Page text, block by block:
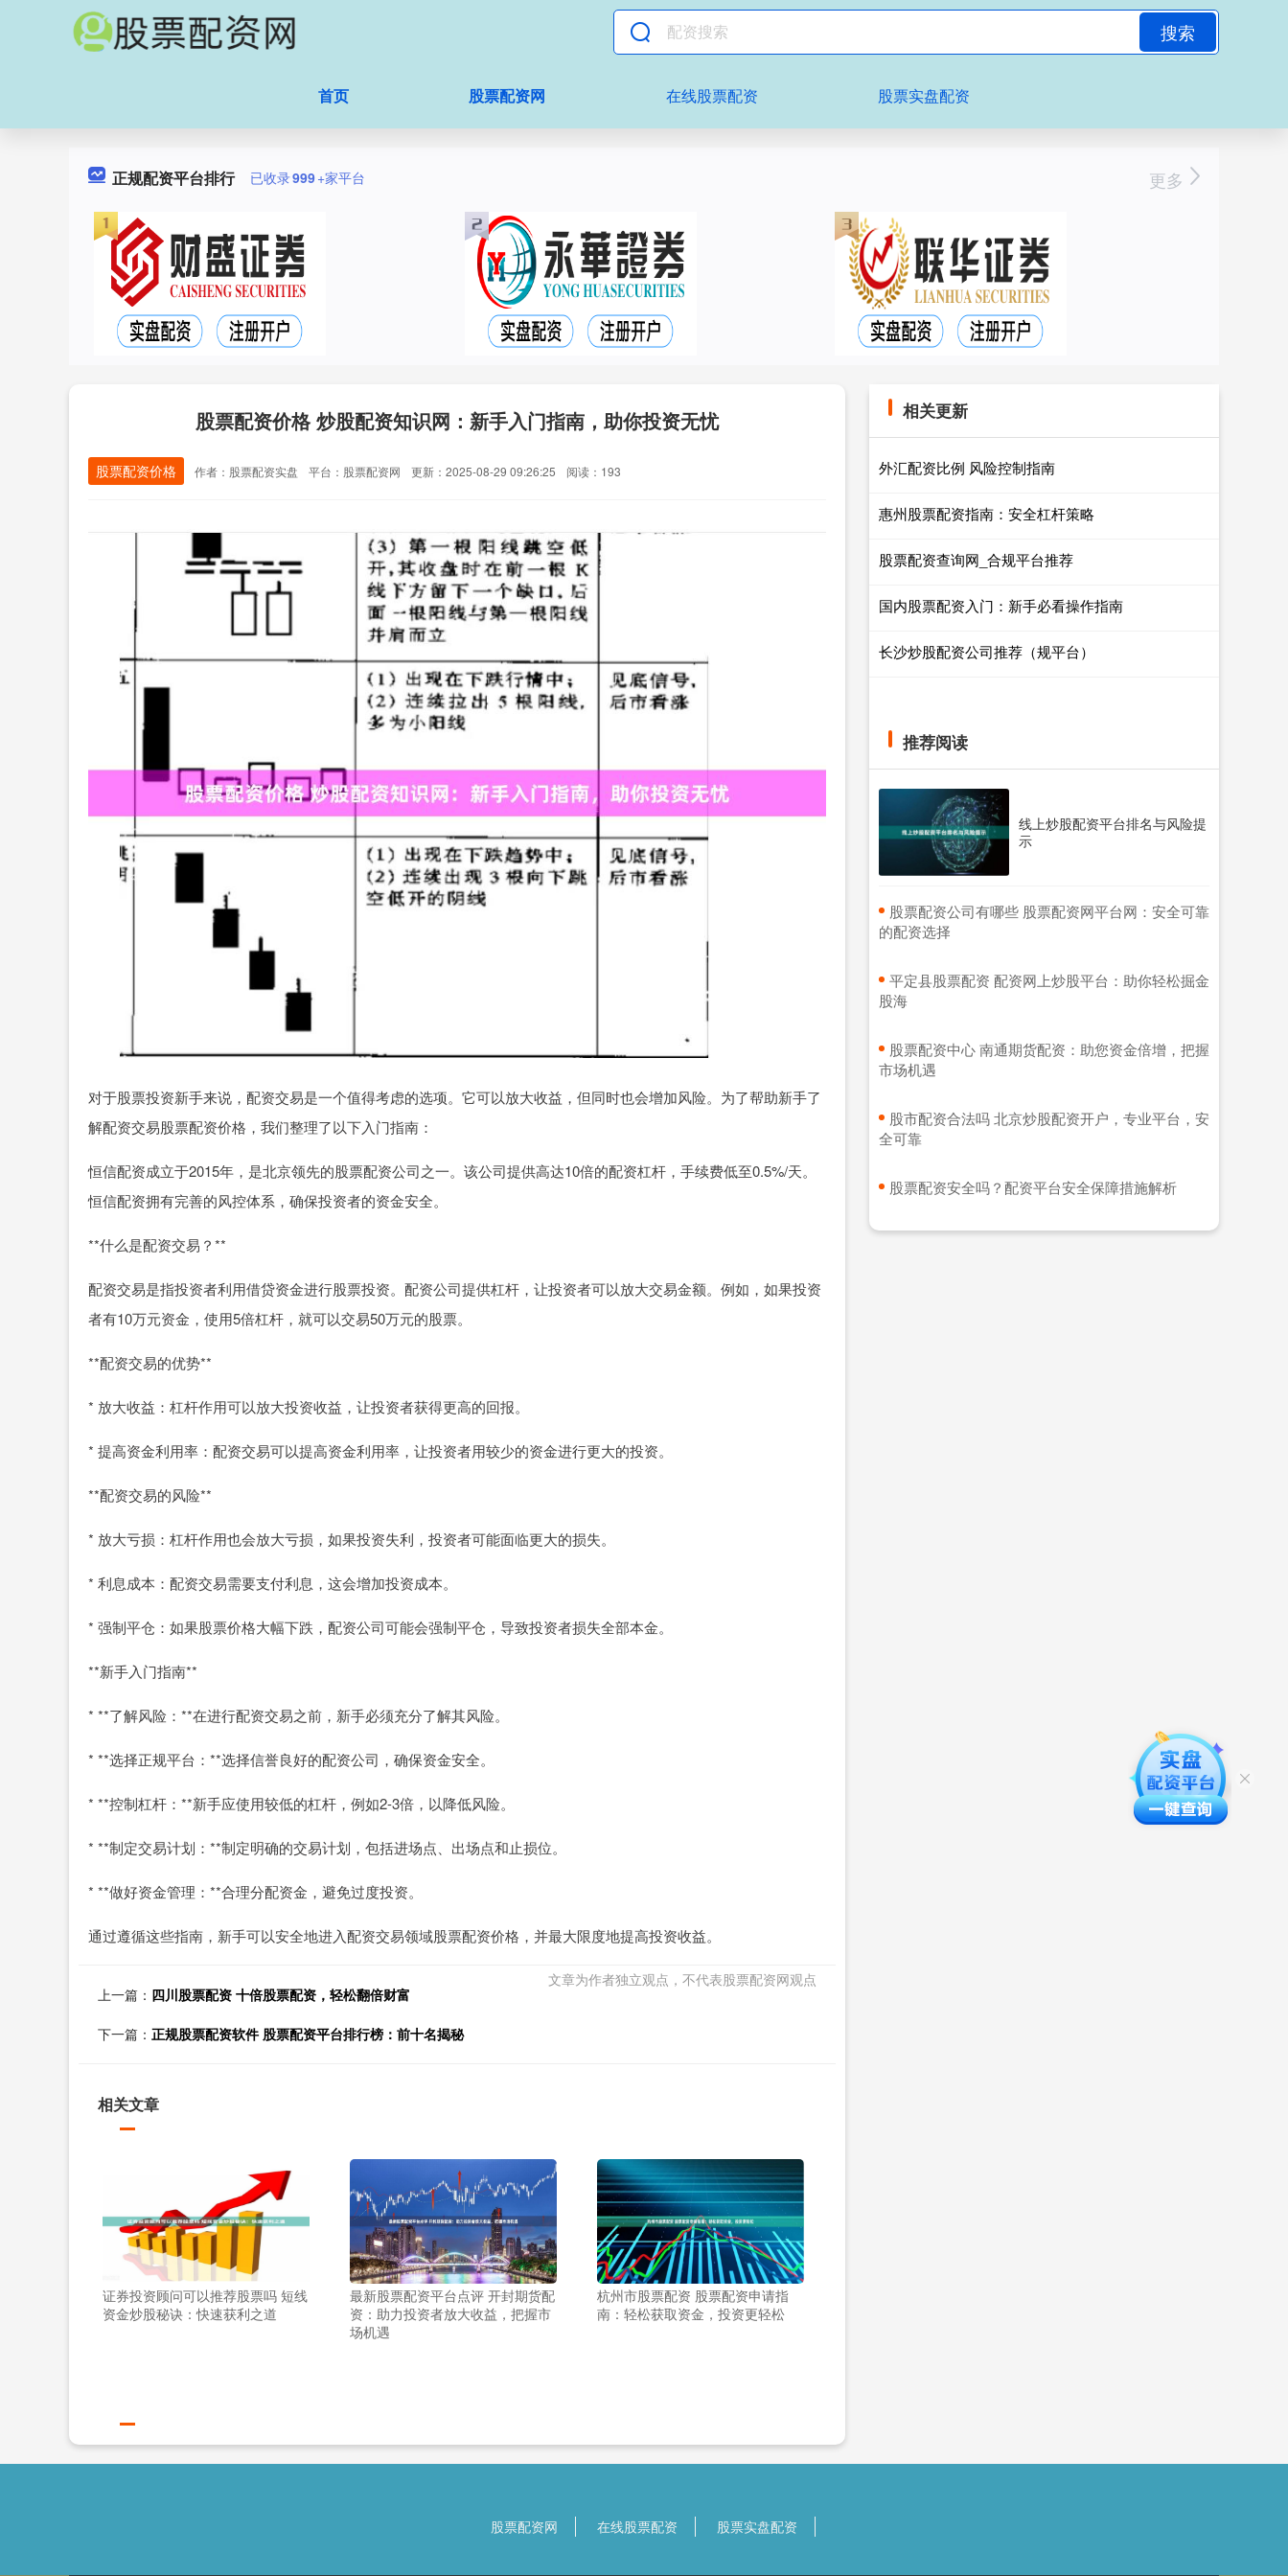
搜索
首页 股票配资网 在线股票配资 股票实盘配资
正规配资平台排行 已收录999+家平台 更多
股票配资价格 炒股配资知识网：新手入门指南，助你投资无忧
股票配资价格 作者：股票配资实盘 平台：股票配资网 更新：2025-08-29 09:26:25 阅读：193
对于股票投资新手来说，配资交易是一个值得考虑的选项。它可以放大收益，但同时也会增加风险。为了帮助新手了
解配资交易股票配资价格，我们整理了以下入门指南：
恒信配资成立于2015年，是北京领先的股票配资公司之一。该公司提供高达10倍的配资杠杆，手续费低至0.5%/天。
恒信配资拥有完善的风控体系，确保投资者的资金安全。
**什么是配资交易？**
配资交易是指投资者利用借贷资金进行股票投资。配资公司提供杠杆，让投资者可以放大交易金额。例如，如果投资
者有10万元资金，使用5倍杠杆，就可以交易50万元的股票。
**配资交易的优势**
* 放大收益：杠杆作用可以放大投资收益，让投资者获得更高的回报。
* 提高资金利用率：配资交易可以提高资金利用率，让投资者用较少的资金进行更大的投资。
**配资交易的风险**
* 放大亏损：杠杆作用也会放大亏损，如果投资失利，投资者可能面临更大的损失。
* 利息成本：配资交易需要支付利息，这会增加投资成本。
* 强制平仓：如果股票价格大幅下跌，配资公司可能会强制平仓，导致投资者损失全部本金。
**新手入门指南**
* **了解风险：**在进行配资交易之前，新手必须充分了解其风险。
* **选择正规平台：**选择信誉良好的配资公司，确保资金安全。
* **控制杠杆：**新手应使用较低的杠杆，例如2-3倍，以降低风险。
* **制定交易计划：**制定明确的交易计划，包括进场点、出场点和止损位。
* **做好资金管理：**合理分配资金，避免过度投资。
通过遵循这些指南，新手可以安全地进入配资交易领域股票配资价格，并最大限度地提高投资收益。
文章为作者独立观点，不代表股票配资网观点
上一篇： 四川股票配资 十倍股票配资，轻松翻倍财富
下一篇： 正规股票配资软件 股票配资平台排行榜：前十名揭秘
相关文章
证券投资顾问可以推荐股票吗 短线
资金炒股秘诀：快速获利之道
最新股票配资平台点评 开封期货配
资：助力投资者放大收益，把握市
场机遇
杭州市股票配资 股票配资申请指
南：轻松获取资金，投资更轻松
相关更新
外汇配资比例 风险控制指南
惠州股票配资指南：安全杠杆策略
股票配资查询网_合规平台推荐
国内股票配资入门：新手必看操作指南
长沙炒股配资公司推荐（规平台）
推荐阅读
线上炒股配资平台排名与风险提
示
​股票配资公司有哪些 股票配资网平台网：安全可靠
的配资选择
​平定县股票配资 配资网上炒股平台：助你轻松掘金
股海
​股票配资中心 南通期货配资：助您资金倍增，把握
市场机遇
​股市配资合法吗 北京炒股配资开户，专业平台，安
全可靠
​股票配资安全吗？配资平台安全保障措施解析
股票配资网 在线股票配资 股票实盘配资